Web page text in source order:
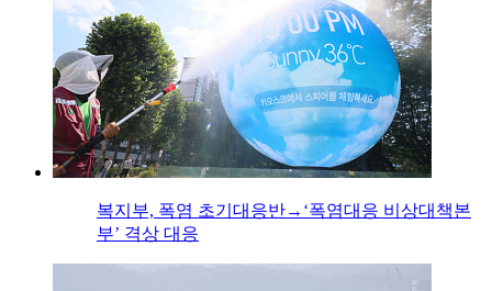
복지부, 폭염 초기대응반→‘폭염대응 비상대책본
부’ 격상 대응